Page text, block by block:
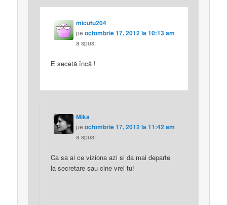
micutu204
peoctombrie 17, 2012 la 10:13 am
a spus:
E secetă încă !
Mika
peoctombrie 17, 2012 la 11:42 am
a spus:
Ca sa ai ce viziona azi si da mai departe
la secretare sau cine vrei tu!